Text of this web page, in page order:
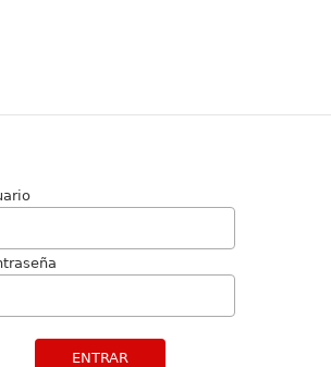
ENTRAR